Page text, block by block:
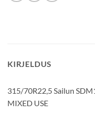
KIRJELDUS
315/70R22,5 Sailun
MIXED USE